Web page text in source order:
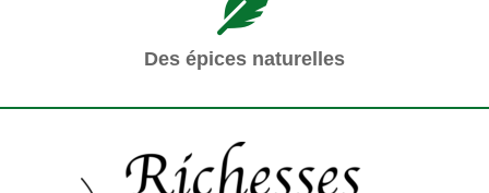
Des épices naturelles